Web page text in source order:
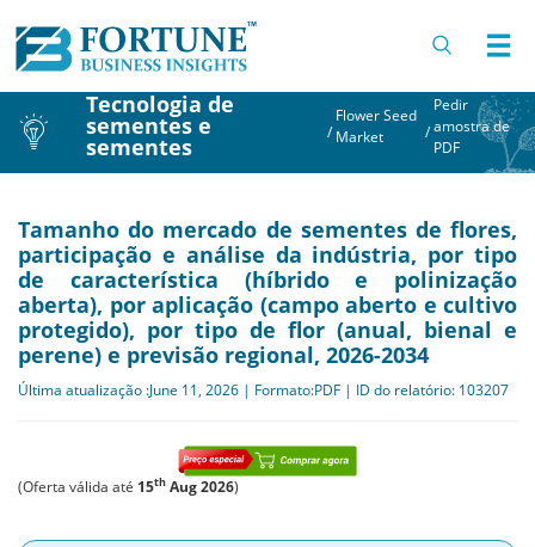
Tecnologia de
sementes e
sementes
/
Flower Seed
Market
/
Pedir
amostra de
PDF
Tamanho do mercado de sementes de flores,
participação e análise da indústria, por tipo
de característica (híbrido e polinização
aberta), por aplicação (campo aberto e cultivo
protegido), por tipo de flor (anual, bienal e
perene) e previsão regional, 2026-2034
Última atualização :June 11, 2026 | Formato:PDF | ID do relatório: 103207
(Oferta válida até 15th Aug 2026)